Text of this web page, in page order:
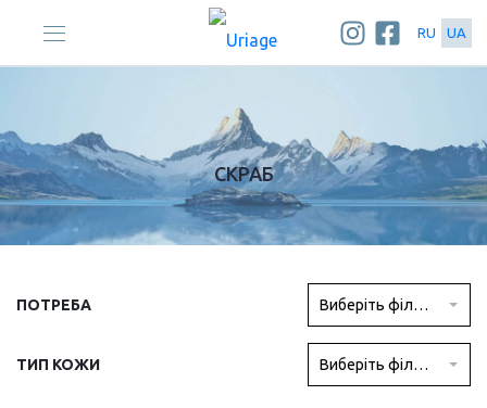
СКРАБ
ПОТРЕБА Виберіть фільтр
ТИП КОЖИ Виберіть фільтр
RU UA